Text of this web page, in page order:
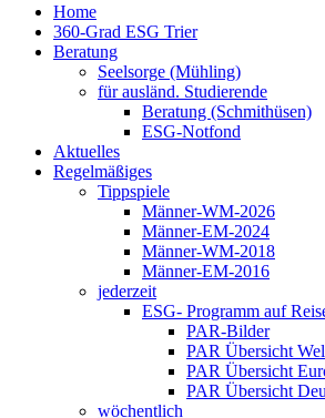
Home
360-Grad ESG Trier
Beratung
Seelsorge (Mühling)
für ausländ. Studierende
Beratung (Schmithüsen)
ESG-Notfond
Aktuelles
Regelmäßiges
Tippspiele
Männer-WM-2026
Männer-EM-2024
Männer-WM-2018
Männer-EM-2016
jederzeit
ESG- Programm auf
PAR-Bilder
PAR Übersicht
PAR Übersicht
PAR Übersicht
wöchentlich